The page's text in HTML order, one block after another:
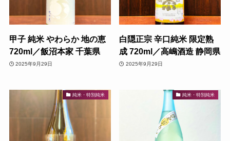
甲子 純米 やわらか 地の恵
720ml／飯沼本家 千葉県
2025年9月29日
白隠正宗 辛口純米 限定熟
成 720ml／高嶋酒造 静岡県
2025年9月29日
純米・特別純米 純米・特別純米